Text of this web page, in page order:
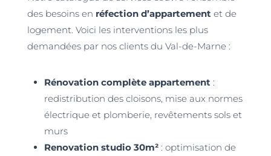
des besoins en réfection d’appartementet de
logement. Voici les interventions les plus
demandées par nos clients du Val-de-Marne :
Rénovation complète appartement:
redistribution des cloisons, mise aux normes
électrique et plomberie, revêtements sols et
murs
Renovation studio 30m²: optimisation de